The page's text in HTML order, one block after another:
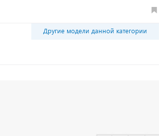
Другие модели данной категории